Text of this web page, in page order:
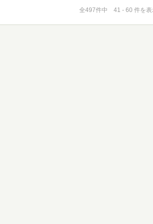
全497件中 41 - 60 件を表